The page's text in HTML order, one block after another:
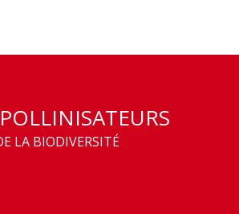
LA BIODIVERSITÉ